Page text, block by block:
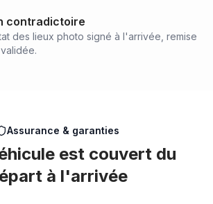
contradictoire
des lieux photo signé à l'arrivée, remise
Assurance & garanties
est couvert du
à l'arrivée